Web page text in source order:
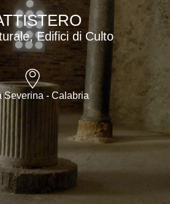
Edifici di Culto
Severina - Calabria